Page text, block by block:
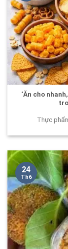
‘Ăn cho
Thực
24
Th6